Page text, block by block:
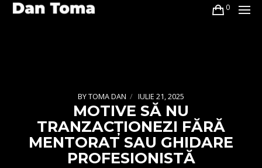
0
BYTOMA DAN IULIE 21, 2025
MOTIVE SĂ NU
TRANZACȚIONEZI FĂRĂ
MENTORAT SAU GHIDARE
PROFESIONISTĂ